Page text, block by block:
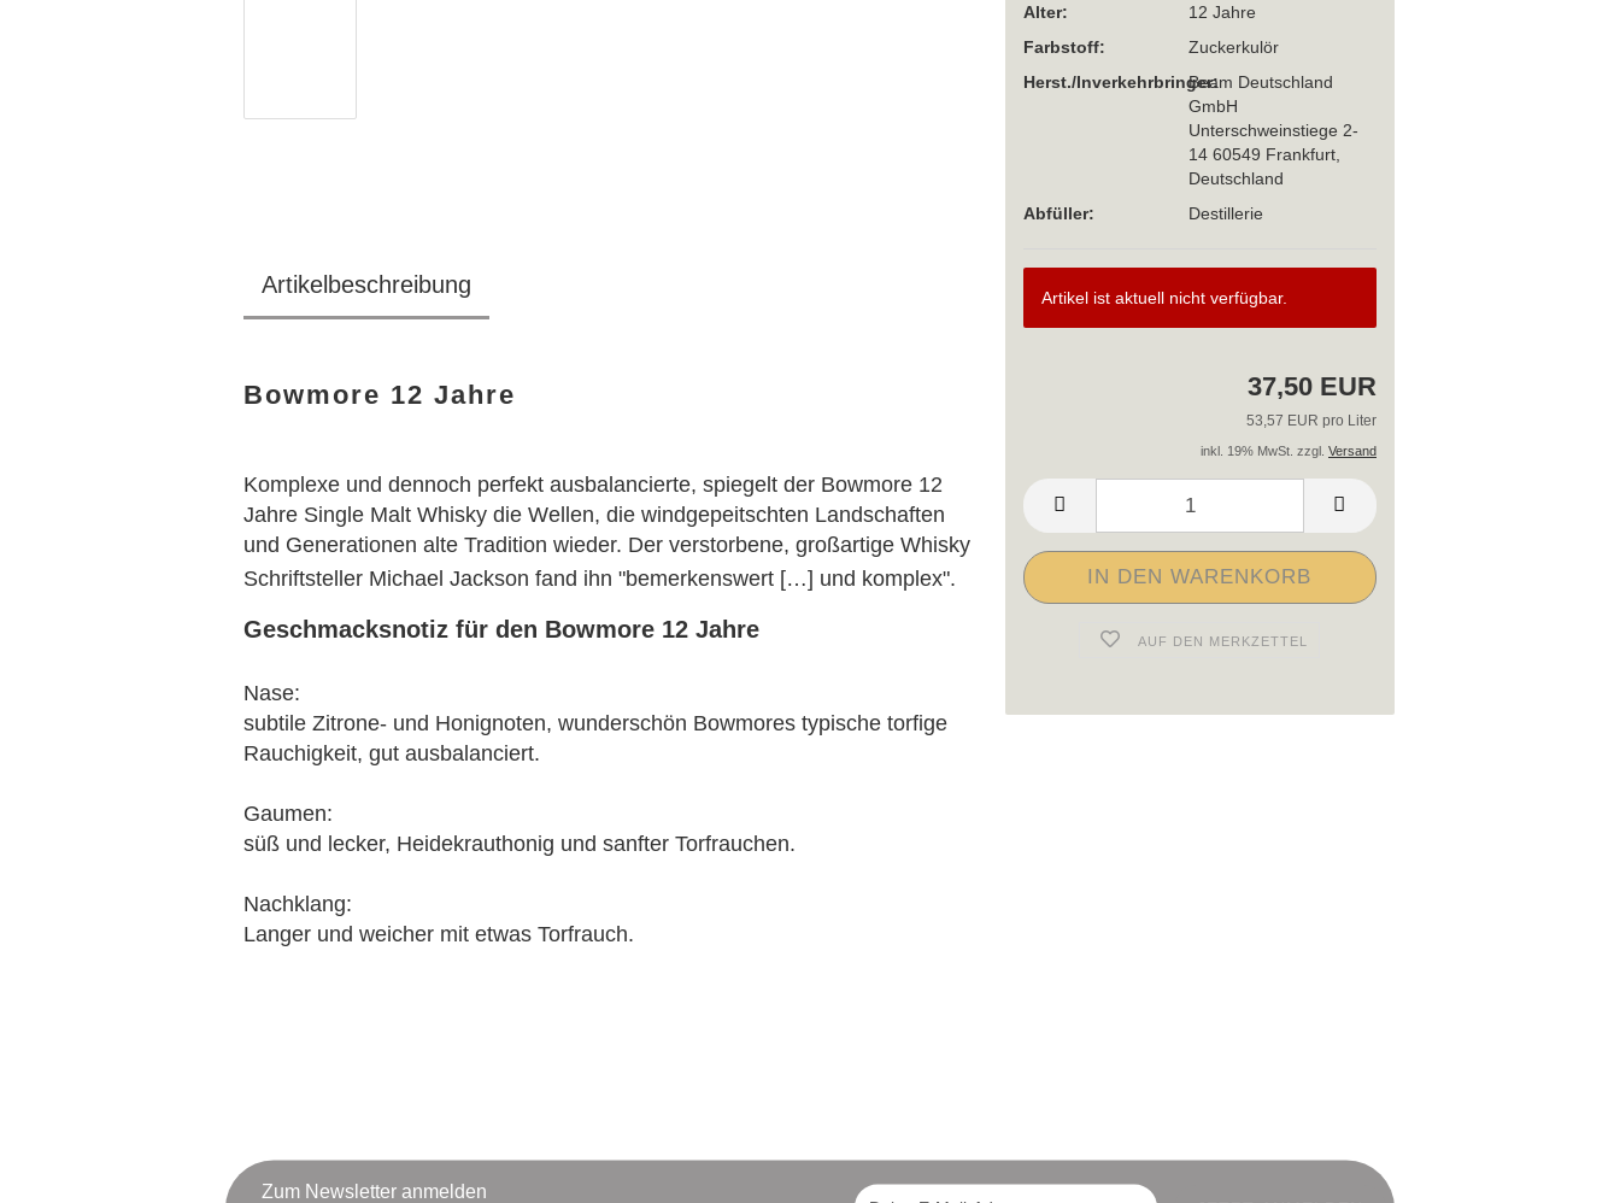
Alter:
12 Jahre
Farbstoff:
Zuckerkulör
Herst./Inverkehrbringer:Beam Deutschland
GmbH
Unterschweinstiege 2-
14 60549 Frankfurt,
Deutschland
Abfüller:
Destillerie
Artikel ist aktuell nicht verfügbar.
37,50 EUR
53,57 EUR pro Liter
inkl. 19% MwSt. zzgl. Versand
AUF DEN MERKZETTEL
Artikelbeschreibung
Bowmore 12 Jahre
Komplexe und dennoch perfekt ausbalancierte, spiegelt der Bowmore 12
Jahre Single Malt Whisky die Wellen, die windgepeitschten Landschaften
und Generationen alte Tradition wieder. Der verstorbene, großartige Whisky
Schriftsteller Michael Jackson fand ihn "bemerkenswert […] und komplex".
Geschmacksnotiz für den Bowmore 12 Jahre
Nase:
subtile Zitrone- und Honignoten, wunderschön Bowmores typische torfige
Rauchigkeit, gut ausbalanciert.
Gaumen:
süß und lecker, Heidekrauthonig und sanfter Torfrauchen.
Nachklang:
Langer und weicher mit etwas Torfrauch.
Zum Newsletter anmelden